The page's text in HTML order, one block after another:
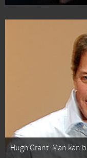
Hugh Grant: Man kan